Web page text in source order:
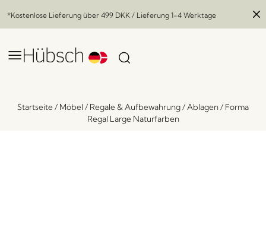
*Kostenlose Lieferung über 499 DKK / Lieferung 1-4 Werktage
Startseite/ Möbel / Regale & Aufbewahrung/ Ablagen/ Forma
Regal Large Naturfarben